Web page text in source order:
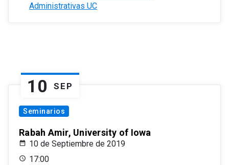
Administrativas UC
10 SEP
Seminarios
Rabah Amir, University of Iowa
10 de Septiembre de 2019
17:00